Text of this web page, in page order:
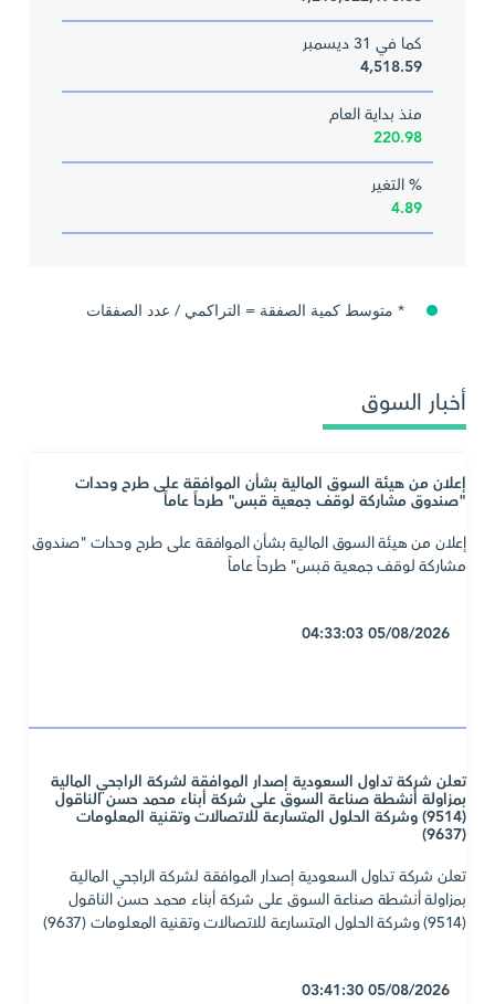
كما في 31 ديسمبر
4,518.59
منذ بداية العام
220.98
% التغير
4.89
* متوسط كمية الصفقة = التراكمي / عدد الصفقات
أخبار السوق
إعلان من هيئة السوق المالية بشأن الموافقة على طرح وحدات
"صندوق مشاركة لوقف جمعية قبس" طرحاً عاماً
إعلان من هيئة السوق المالية بشأن الموافقة على طرح وحدات "صندوق
مشاركة لوقف جمعية قبس" طرحاً عاماً
05/08/2026 04:33:03
تعلن شركة تداول السعودية إصدار الموافقة لشركة الراجحي المالية
بمزاولة أنشطة صناعة السوق على شركة أبناء محمد حسن الناقول
(9514) وشركة الحلول المتسارعة للاتصالات وتقنية المعلومات
(9637)
تعلن شركة تداول السعودية إصدار الموافقة لشركة الراجحي المالية
بمزاولة أنشطة صناعة السوق على شركة أبناء محمد حسن الناقول
(9514) وشركة الحلول المتسارعة للاتصالات وتقنية المعلومات (9637)
05/08/2026 03:41:30